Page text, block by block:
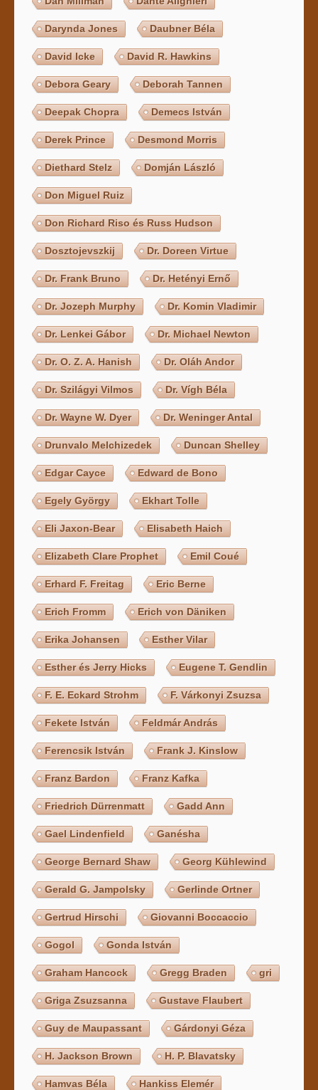
Darynda Jones Daubner Béla
David Icke David R. Hawkins
Debora Geary Deborah Tannen
Deepak Chopra Demecs István
Derek Prince Desmond Morris
Diethard Stelz Domján László
Don Miguel Ruiz
Don Richard Riso és Russ Hudson
Dosztojevszkij Dr. Doreen Virtue
Dr. Frank Bruno Dr. Hetényi Ernő
Dr. Jozeph Murphy Dr. Komin Vladimir
Dr. Lenkei Gábor Dr. Michael Newton
Dr. O. Z. A. Hanish Dr. Oláh Andor
Dr. Szilágyi Vilmos Dr. Vígh Béla
Dr. Wayne W. Dyer Dr. Weninger Antal
Drunvalo Melchizedek Duncan Shelley
Edgar Cayce Edward de Bono
Egely György Ekhart Tolle
Eli Jaxon-Bear Elisabeth Haich
Elizabeth Clare Prophet Emil Coué
Erhard F. Freitag Eric Berne
Erich Fromm Erich von Däniken
Erika Johansen Esther Vilar
Esther és Jerry Hicks Eugene T. Gendlin
F. E. Eckard Strohm F. Várkonyi Zsuzsa
Fekete István Feldmár András
Ferencsik István Frank J. Kinslow
Franz Bardon Franz Kafka
Friedrich Dürrenmatt Gadd Ann
Gael Lindenfield Ganésha
George Bernard Shaw Georg Kühlewind
Gerald G. Jampolsky Gerlinde Ortner
Gertrud Hirschi Giovanni Boccaccio
Gogol Gonda István
Graham Hancock Gregg Braden gri
Griga Zsuzsanna Gustave Flaubert
Guy de Maupassant Gárdonyi Géza
H. Jackson Brown H. P. Blavatsky
Hamvas Béla Hankiss Elemér